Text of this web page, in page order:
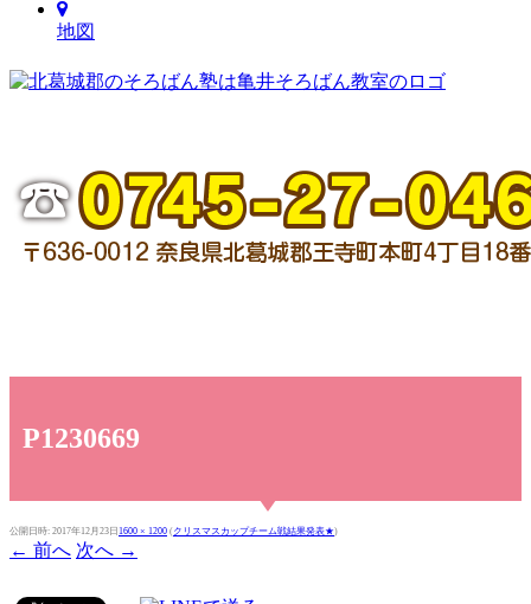
地図
P1230669
公開日時: 2017年12月23日 1600 × 1200 (クリスマスカップチーム戦結果発表★)
← 前へ 次へ →